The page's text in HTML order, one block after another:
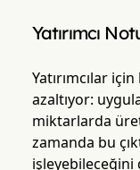
Yatırımcı
Yatırımcılar
azaltıyor:
miktarlarda
zamanda bu
işleyebileceğini